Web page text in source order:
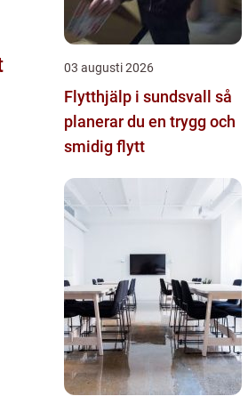
03 augusti 2026
Flytthjälp i sundsvall så
planerar du en trygg och
smidig flytt